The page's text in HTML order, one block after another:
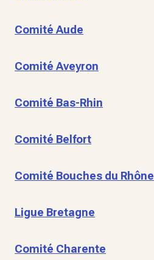
Comité Aude
Comité Aveyron
Comité Bas-Rhin
Comité Belfort
Comité Bouches du Rhône
Ligue Bretagne
Comité Charente